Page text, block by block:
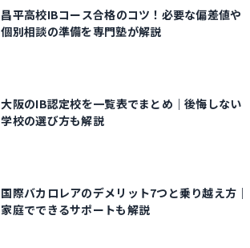
昌平高校IBコース合格のコツ！必要な偏差値や
個別相談の準備を専門塾が解説
大阪のIB認定校を一覧表でまとめ｜後悔しない
学校の選び方も解説
国際バカロレアのデメリット7つと乗り越え方｜
家庭でできるサポートも解説